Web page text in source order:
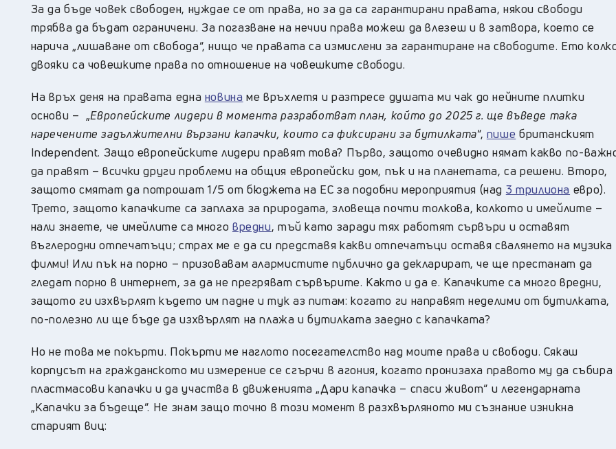
За да бъде човек свободен, нуждае се от права, но за да са гарантирани правата, някои свободи
трябва да бъдат ограничени. За погазване на нечии права можеш да влезеш и в затвора, което се
нарича „лишаване от свобода“, нищо че правата са измислени за гарантиране на свободите. Ето
двояки са човешките права по отношение на човешките свободи.
На връх деня на правата една новина ме връхлетя и разтресе душата ми чак до нейните плитки
основи – „Европейските лидери в момента разработват план, който до 2025 г. ще въведе така
наречените задължителни вързани капачки, които са фиксирани за бутилката“, пише британският
Independent. Защо европейските лидери правят това? Първо, защото очевидно нямат какво по-
да правят – всички други проблеми на общия европейски дом, пък и на планетата, са решени. Второ,
защото смятат да потрошат 1/5 от бюджета на ЕС за подобни мероприятия (над 3 трилиона евро).
Трето, защото капачките са заплаха за природата, зловеща почти толкова, колкото и имейлите –
нали знаете, че имейлите са много вредни, тъй като заради тях работят сървъри и оставят
въглеродни отпечатъци; страх ме е да си представя какви отпечатъци оставя свалянето на музика
филми! Или пък на порно – призовавам алармистите публично да декларират, че ще престанат да
гледат порно в интернет, за да не прегряват сървърите. Както и да е. Капачките са много вредни,
защото ги изхвърлят където им падне и тук аз питам: когато ги направят неделими от бутилката,
по-полезно ли ще бъде да изхвърлят на плажа и бутилката заедно с капачката?
Но не това ме покърти. Покърти ме наглото посегателство над моите права и свободи. Сякаш
корпусът на гражданското ми измерение се сгърчи в агония, когато пронизаха правото му да събира
пластмасови капачки и да участва в движенията „Дари капачка – спаси живот“ и легендарната
„Капачки за бъдеще“. Не знам защо точно в този момент в разхвърляното ми съзнание изникна
старият виц: